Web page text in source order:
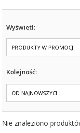
Wyświetl:
PRODUKTY W PROMOCJI
Kolejność:
OD NAJNOWSZYCH
Nie znaleziono